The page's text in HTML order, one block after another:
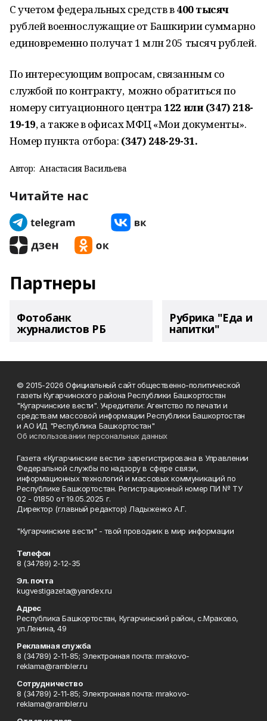
С учетом федеральных средств в400 тысяч
рублей военнослужащие от Башкирии суммарно
единовременно получат 1 млн 205 тысяч рублей.
По интересующим вопросам, связанным со
службой по контракту, можно обратиться по
номеру ситуационного центра 122 или (347) 218-
19-19, а также в офисах МФЦ «Мои документы».
Номер пункта отбора: (347) 248-29-31.
Автор: Анастасия Васильева
Читайте нас
Партнеры
Фотобанк
журналистов РБ
Рубрика "Еда и
напитки"
© 2015-2026 Официальный сайт общественно-политической
газеты Кугарчинского района Республики Башкортостан
"Кугарчинские вести". Учредители: Агентство по печати и
средствам массовой информации Республики Башкортостан
и АО ИД "Республика Башкортостан"
Об использовании персональных данных
Газета «Кугарчинские вести» зарегистрирована в Управлении
Федеральной службы по надзору в сфере связи,
информационных технологий и массовых коммуникаций по
Республике Башкортостан. Регистрационный номер ПИ № ТУ
02 - 01850 от 19.05.2025 г.
Директор (главный редактор) Ладыженко А.Г.
"Кугарчинские вести" - твой проводник в мир информации
Телефон
8 (34789) 2-12-35
Эл. почта
kugvestigazeta@yandex.ru
Адрес
Республика Башкортостан, Кугарчинский район, с.Мраково,
ул.Ленина, 49
Рекламная служба
8 (34789) 2-11-85; Электронная почта: mrakovo-
reklama@rambler.ru
Сотрудничество
8 (34789) 2-11-85; Электронная почта: mrakovo-
reklama@rambler.ru